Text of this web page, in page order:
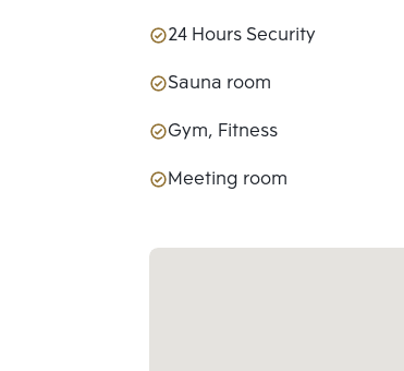
24 Hours Security
Sauna room
Gym, Fitness
Meeting room